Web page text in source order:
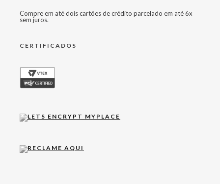
Compre em até dois cartões de crédito parcelado em até 6x
sem juros.
CERTIFICADOS